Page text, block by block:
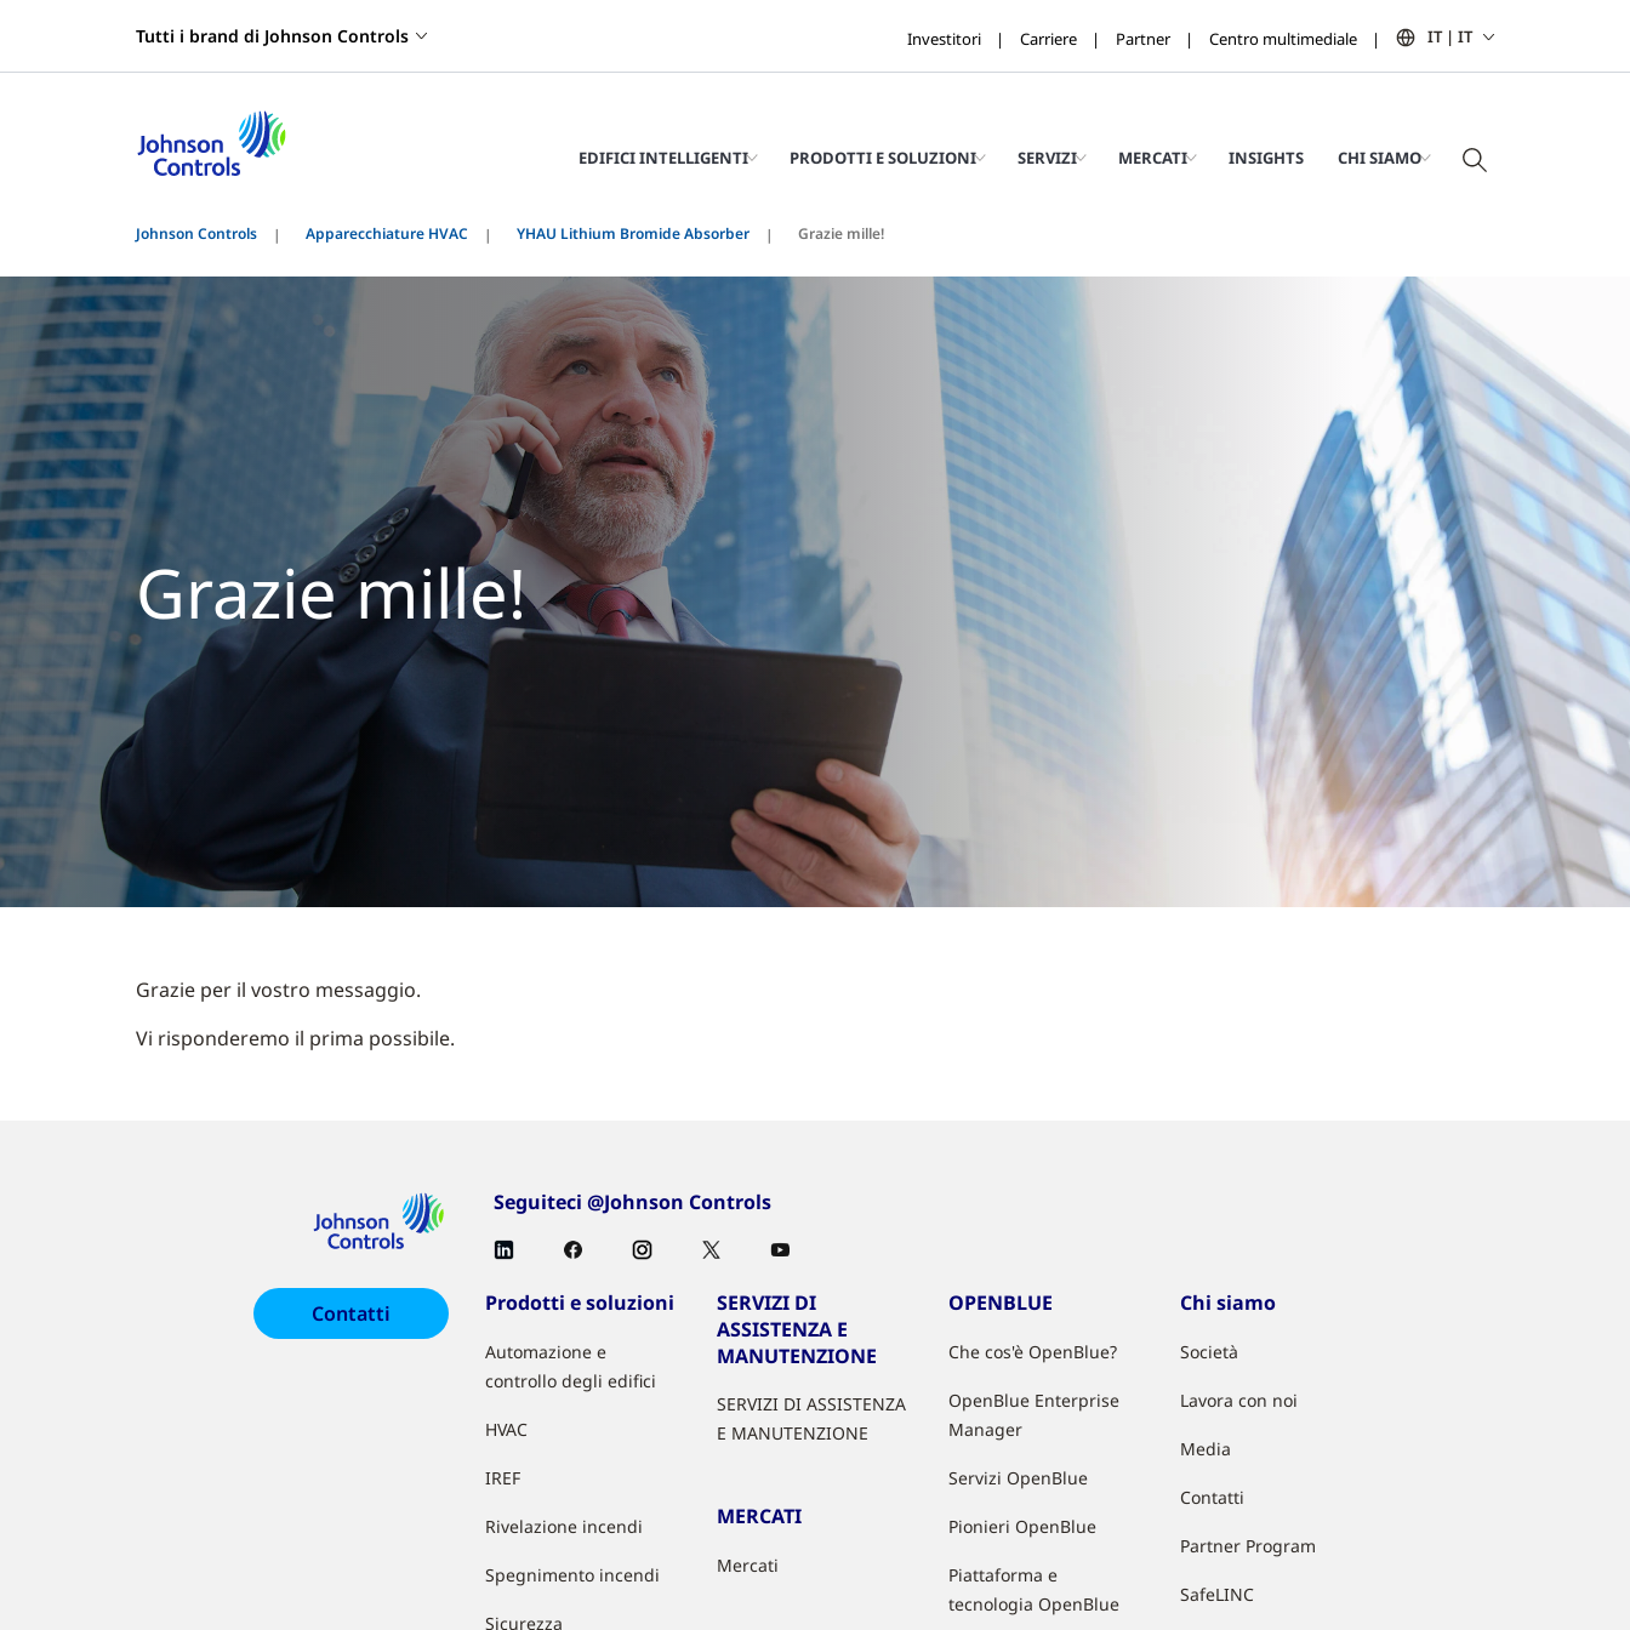
Tutti i brand di Johnson Controls Investitori Carriere Partner Centro multimediale IT | IT
EDIFICI INTELLIGENTI PRODOTTI E SOLUZIONI SERVIZI MERCATI INSIGHTS CHI SIAMO
Johnson Controls Apparecchiature HVAC YHAU Lithium Bromide Absorber Grazie mille!
Grazie mille!
Grazie per il vostro messaggio.
Vi risponderemo il prima possibile.
Seguiteci @Johnson Controls
Contatti Prodotti e soluzioni
Automazione e
controllo degli edifici
HVAC
IREF
Rivelazione incendi
Spegnimento incendi
Sicurezza
SERVIZI DI
ASSISTENZA E
MANUTENZIONE
SERVIZI DI ASSISTENZA
E MANUTENZIONE
MERCATI
Mercati
OPENBLUE
Che cos'è OpenBlue?
OpenBlue Enterprise
Manager
Servizi OpenBlue
Pionieri OpenBlue
Piattaforma e
tecnologia OpenBlue
Chi siamo
Società
Lavora con noi
Media
Contatti
Partner Program
SafeLINC